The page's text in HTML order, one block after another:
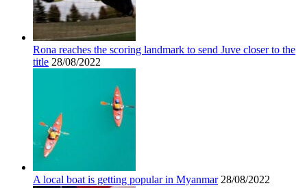
Rona reaches the scoring landmark to send Juve closer to the
title 28/08/2022
A local boat is getting popular in Myanmar 28/08/2022